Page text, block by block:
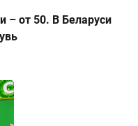
– от 50. В Беларуси